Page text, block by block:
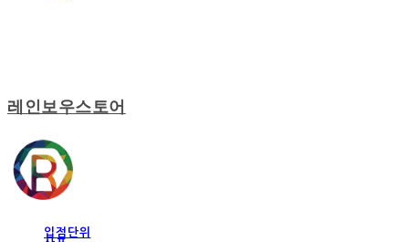
레인보우스토어
입점단위